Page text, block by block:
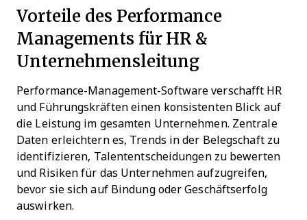
Vorteile des Performance
Managements für HR &
Unternehmensleitung
Performance-Management-Software verschafft HR
und Führungskräften einen konsistenten Blick auf
die Leistung im gesamten Unternehmen. Zentrale
Daten erleichtern es, Trends in der Belegschaft zu
identifizieren, Talententscheidungen zu bewerten
und Risiken für das Unternehmen aufzugreifen,
bevor sie sich auf Bindung oder Geschäftserfolg
auswirken.